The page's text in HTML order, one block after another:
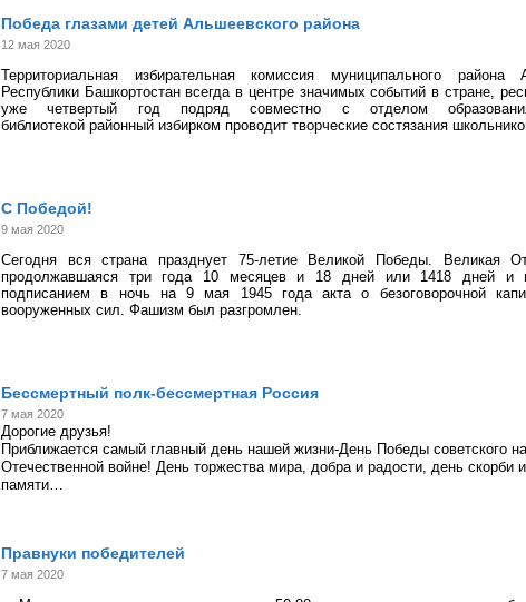
Победа глазами детей Альшеевского района
12 мая 2020
Территориальная избирательная комиссия муниципального района
Республики Башкортостан всегда в центре значимых событий в стране,
уже четвертый год подряд совместно с отделом
библиотекой районный избирком проводит творческие состязания
С Победой!
9 мая 2020
Сегодня вся страна празднует 75-летие Великой Победы. Великая
продолжавшаяся три года 10 месяцев и 18 дней или 1418 дней и
подписанием в ночь на 9 мая 1945 года акта о безоговорочной
вооруженных сил. Фашизм был разгромлен.
Бессмертный полк-бессмертная Россия
7 мая 2020
Дорогие друзья!
Приближается самый главный день нашей жизни-День Победы советского
Отечественной войне! День торжества мира, добра и радости, день скорби
памяти…
Правнуки победителей
7 мая 2020